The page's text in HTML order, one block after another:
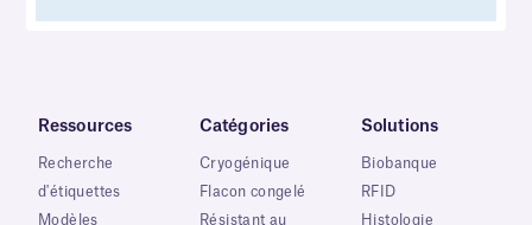
Ressources
Recherche
d'étiquettes
Modèles
Catégories
Cryogénique
Flacon congelé
Résistant au
Solutions
Biobanque
RFID
Histologie